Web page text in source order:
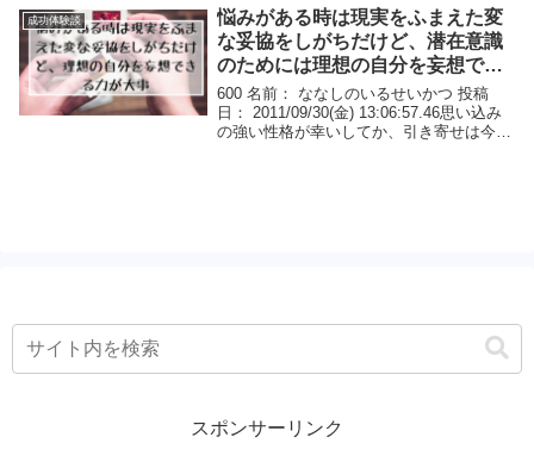
ラスに・めちゃ...
成功体験談
悩みがある時は現実をふまえた変
な妥協をしがちだけど、潜在意識
のためには理想の自分を妄想でき
る力が大事だと思う［体験談］
600 名前： ななしのいるせいかつ 投稿
日： 2011/09/30(金) 13:06:57.46思い込み
の強い性格が幸いしてか、引き寄せは今ま
スポンサーリンク